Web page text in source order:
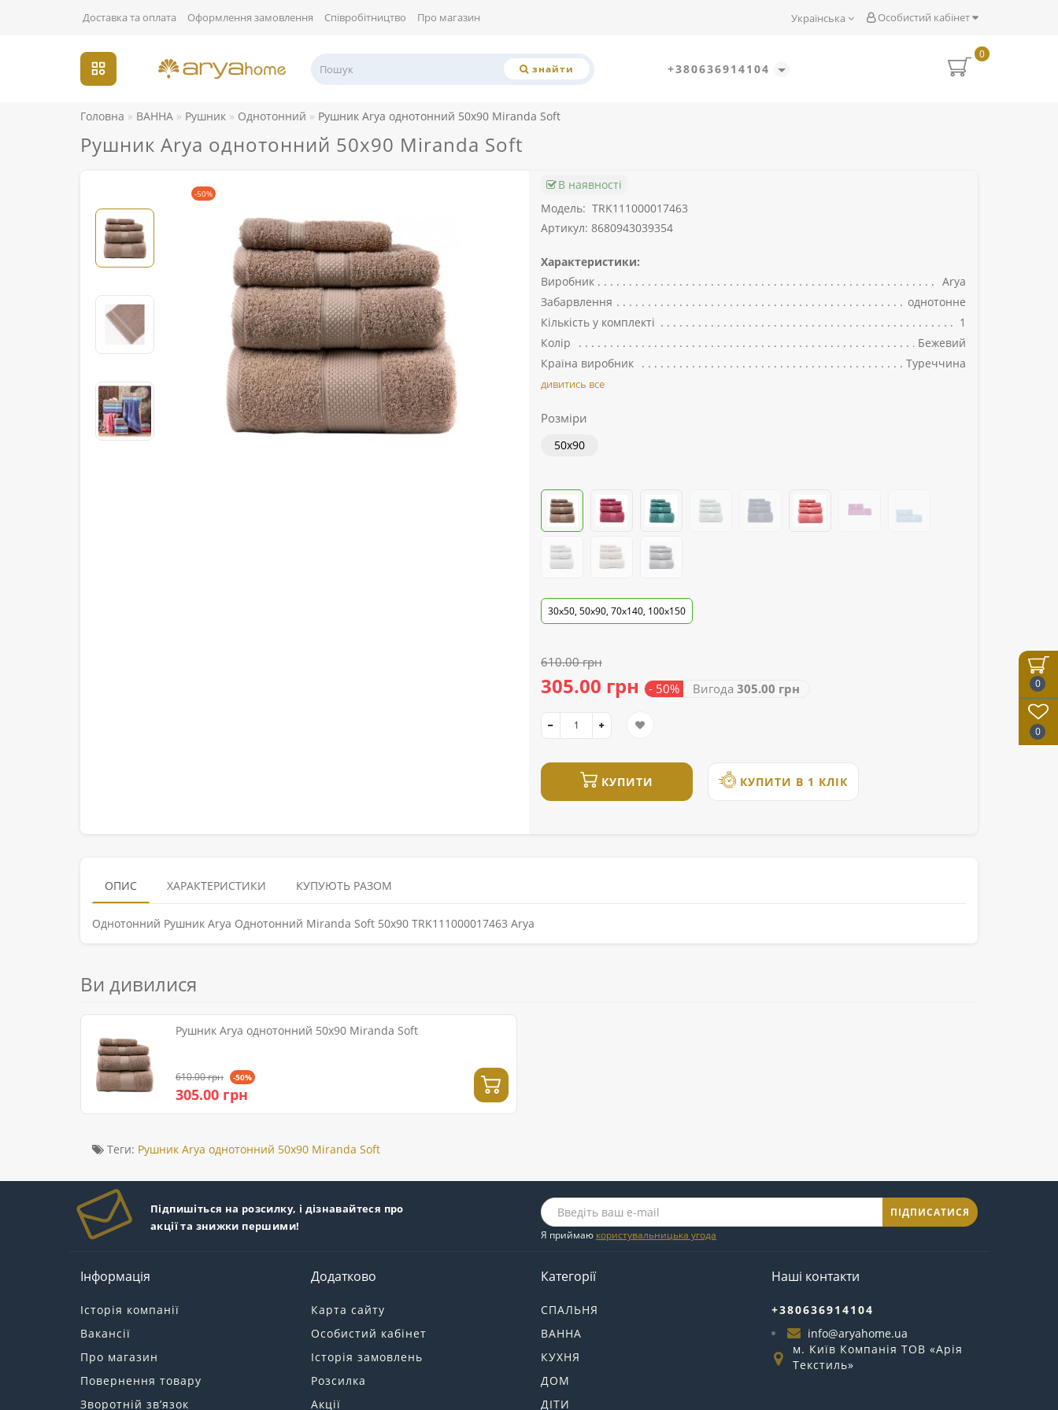
0
0
Особистий кабінет
Українська
Доставка та оплата Оформлення замовлення Співробітництво Про магазин
знайти +380636914104
0
Головна ВАННА Рушник Однотонний Рушник Arya однотонний 50x90 Miranda Soft
Рушник Arya однотонний 50x90 Miranda Soft
-50%
В наявності
Модель: TRK111000017463
Артикул: 8680943039354
Характеристики:
Виробник
Arya
Забарвлення
однотонне
Кількість у комплекті
1
Колір
Бежевий
Країна виробник
Туреччина
дивитись все
Розміри
50x90
30x50, 50x90, 70x140, 100x150
610.00 грн
305.00 грн - 50% Вигода 305.00 грн
КУПИТИ КУПИТИ В 1 КЛІК
ОПИС ХАРАКТЕРИСТИКИ КУПУЮТЬ РАЗОМ
Однотонний Рушник Arya Однотонний Miranda Soft 50x90 TRK111000017463 Arya
Ви дивилися
Рушник Arya однотонний 50x90 Miranda Soft
610.00 грн -50%
305.00 грн
Теги: Рушник Arya однотонний 50x90 Miranda Soft
Підпишіться на розсилку, і дізнавайтеся про
акції та знижки першими!
ПІДПИСАТИСЯ
Я приймаю користувальницька угода
Інформація
Історія компанії
Вакансії
Про магазин
Повернення товару
Зворотній зв’язок
Додатково
Карта сайту
Особистий кабінет
Історія замовлень
Розсилка
Акції
Категорії
СПАЛЬНЯ
ВАННА
КУХНЯ
ДОМ
ДІТИ
Наші контакти
+380636914104
info@aryahome.ua
м. Київ Компанія ТОВ «Арія
Текстиль»